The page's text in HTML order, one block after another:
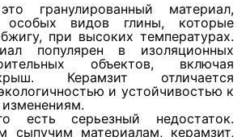
с паркинга
с пола
гранулированный материал,
особых видов глины, которые
при высоких температурах.
популярен в изоляционных
объектов, включая
Керамзит отличается
и устойчивостью к
есть серьезный недостаток.
сыпучим материалам, керамзит,